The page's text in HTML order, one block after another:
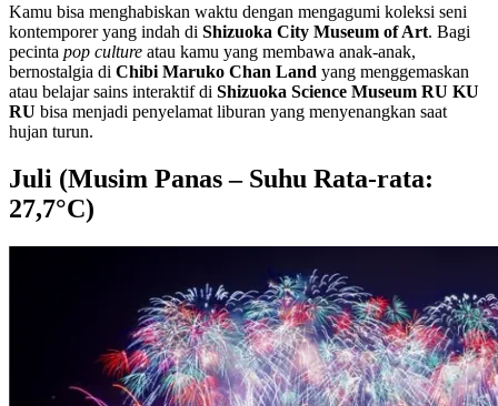
Kamu bisa menghabiskan waktu dengan mengagumi koleksi seni
kontemporer yang indah di Shizuoka City Museum of Art. Bagi
pecinta pop culture atau kamu yang membawa anak-anak,
bernostalgia di Chibi Maruko Chan Land yang menggemaskan
atau belajar sains interaktif di Shizuoka Science Museum RU KU
RU bisa menjadi penyelamat liburan yang menyenangkan saat
hujan turun.
Juli (Musim Panas – Suhu Rata-rata:
27,7°C)